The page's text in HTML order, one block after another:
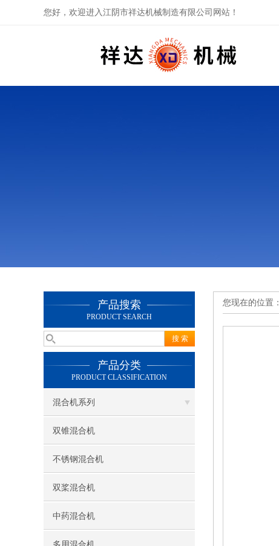
您好，欢迎进入江阴市祥达机械制造有限公司网站！
产品搜索
PRODUCT SEARCH
产品分类
PRODUCT CLASSIFICATION
混合机系列
双锥混合机
不锈钢混合机
双桨混合机
中药混合机
您现在的位置：